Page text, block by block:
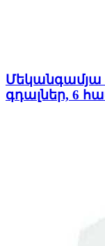
գդալներ, 6